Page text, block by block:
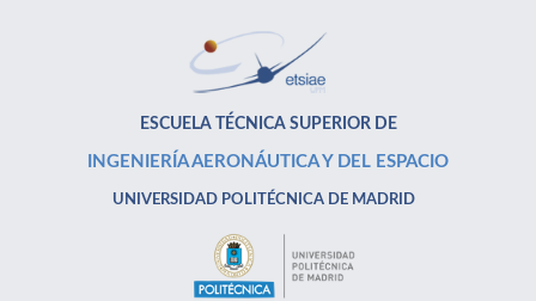
ESCUELA TÉCNICA SUPERIOR DE
INGENIERÍA AERONÁUTICA Y DEL ESPACIO
UNIVERSIDAD POLITÉCNICA DE MADRID